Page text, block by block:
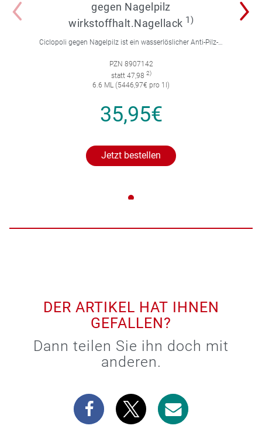
gegen Nagelpilz
wirkstoffhalt.Nagellack 1)
Ciclopoli gegen Nagelpilz ist ein wasserlöslicher Anti-Pilz-Lack mit Tiefwirk-Effekt. Einfach anzuwenden. Stark in der Wirkung.
PZN 8907142
statt 47,98 2)
6.6 ML (5446,97€ pro 1l)
35,95€
Jetzt bestellen
DER ARTIKEL HAT IHNEN
GEFALLEN?
Dann teilen Sie ihn doch mit
anderen.